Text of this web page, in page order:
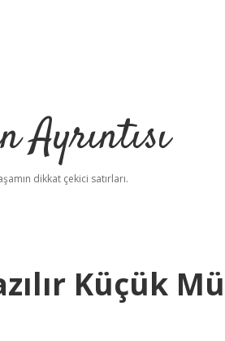
Ayrıntısı
dikkat çekici satırları.
Küçük Mü